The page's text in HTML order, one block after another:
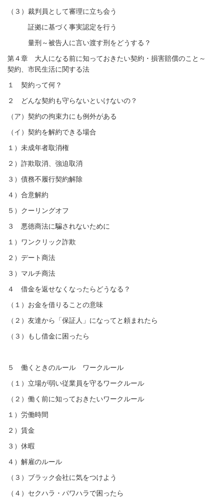
（３）裁判員として審理に立ち会う
証拠に基づく事実認定を行う
量刑～被告人に言い渡す刑をどうする？
第４章 大人になる前に知っておきたい契約・損害賠償のこと～
契約、市民生活に関する法
１ 契約って何？
２ どんな契約も守らないといけないの？
（ア）契約の拘束力にも例外がある
（イ）契約を解約できる場合
１）未成年者取消権
２）詐欺取消、強迫取消
３）債務不履行契約解除
４）合意解約
５） クーリングオフ
３ 悪徳商法に騙されないために
１）ワンクリック詐欺
２）デート商法
３）マルチ商法
４ 借金を返せなくなったらどうなる？
（１）お金を借りることの意味
（２）友達から「保証人」になってと頼まれたら
（３）もし借金に困ったら
５ 働くときのルール ワークルール
（１）立場が弱い従業員を守るワークルール
（２）働く前に知っておきたいワークルール
１）労働時間
２）賃金
３）休暇
４）解雇のルール
（３）ブラック会社に気をつけよう
（４）セクハラ・パワハラで困ったら